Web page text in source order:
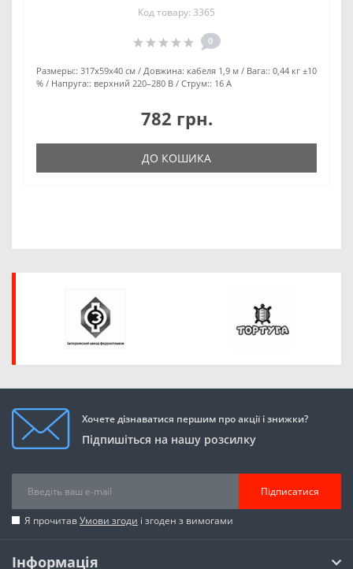
Код товару: 3365
0
Размеры:: 317х59х40 см Довжина: кабеля 1,9 м Вага:: 0,44 кг ±10
%
Напруга:: верхний 220–280 В Струм:: 16 А
782 грн.
ДО КОШИКА
Хочете дізнаватися першим про акції і знижки?
Підпишіться на нашу розсилку
Підписатися
Я прочитавУмови згоди і згоден з вимогами
Інформація